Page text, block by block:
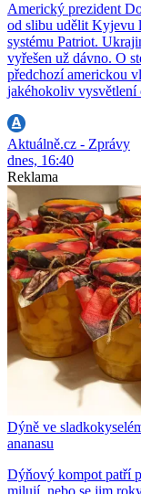
Americký prezident
od slibu udělit Kyjevu
systému Patriot.
vyřešen už dávno. O
předchozí americkou
jakéhokoliv vysvětlení
Aktuálně.cz - Zprávy
dnes, 16:40
Reklama
Dýně ve
ananasu
Dýňový kompot patří